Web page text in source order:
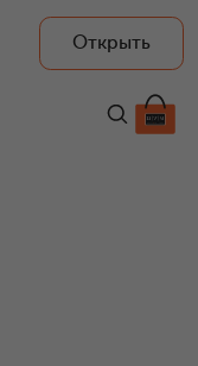
Открыть
55 050 ₽